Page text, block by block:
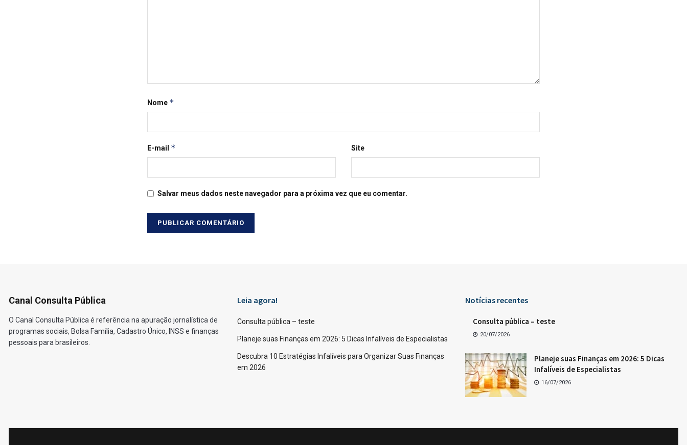
Nome *
E-mail * Site
Salvar meus dados neste navegador para a próxima vez que eu comentar.
Canal Consulta Pública
O Canal Consulta Pública é referência na apuração jornalística de
programas sociais, Bolsa Família, Cadastro Único, INSS e finanças
pessoais para brasileiros.
Leia agora!
Consulta pública – teste
Planeje suas Finanças em 2026: 5 Dicas Infalíveis de Especialistas
Descubra 10 Estratégias Infalíveis para Organizar Suas Finanças
em 2026
Notícias recentes
Consulta pública – teste
20/07/2026
Planeje suas Finanças em 2026: 5 Dicas
Infalíveis de Especialistas
16/07/2026